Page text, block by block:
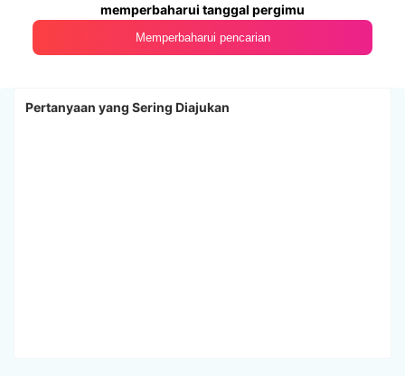
memperbaharui tanggal pergimu
Memperbaharui pencarian
Pertanyaan yang Sering Diajukan